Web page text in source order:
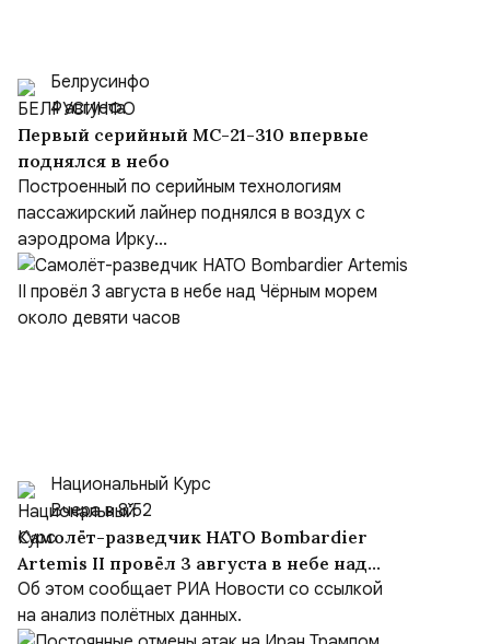
Белрусинфо
4 августа
Первый серийный МС-21-310 впервые
поднялся в небо
Построенный по серийным технологиям
пассажирский лайнер поднялся в воздух с
аэродрома Ирку...
Национальный Курс
Вчера в 8:52
Самолёт-разведчик НАТО Bombardier
Artemis II провёл 3 августа в небе над
Чёрным морем около девяти часов
Об этом сообщает РИА Новости со ссылкой
на анализ полётных данных.